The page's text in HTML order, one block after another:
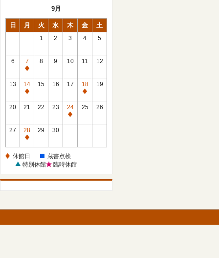
9月
日 月 火 水 木 金 土
1 2 3 4 5
6
7
休
館
日
8 9 10 11 12
13
14
休
館
15 16 17
18
休
館
19
20 21 22 23
24
休
25 26
27
28
休
日
29 30
休館日
蔵書点検
特別休館
臨時休館